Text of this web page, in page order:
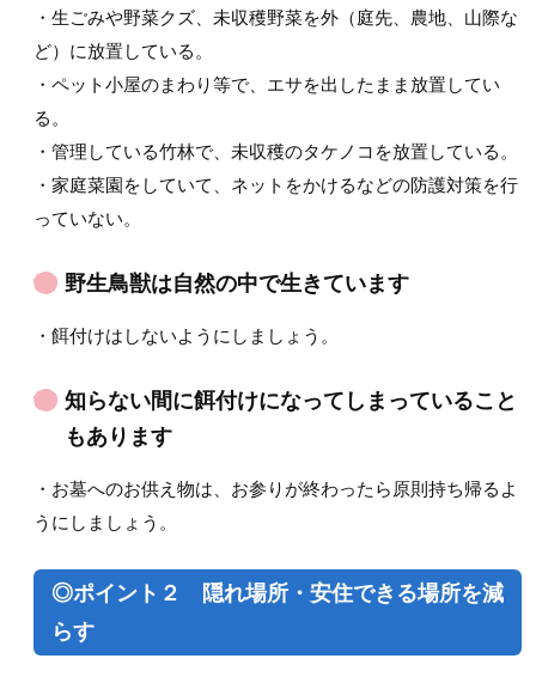
・生ごみや野菜クズ、未収穫野菜を外（庭先、農地、山際な
ど）に放置している。
・ペット小屋のまわり等で、エサを出したまま放置してい
る。
・管理している竹林で、未収穫のタケノコを放置している。
・家庭菜園をしていて、ネットをかけるなどの防護対策を行
っていない。
野生鳥獣は自然の中で生きています
・餌付けはしないようにしましょう。
知らない間に餌付けになってしまっていること
もあります
・お墓へのお供え物は、お参りが終わったら原則持ち帰るよ
うにしましょう。
◎ポイント２ 隠れ場所・安住できる場所を減
らす